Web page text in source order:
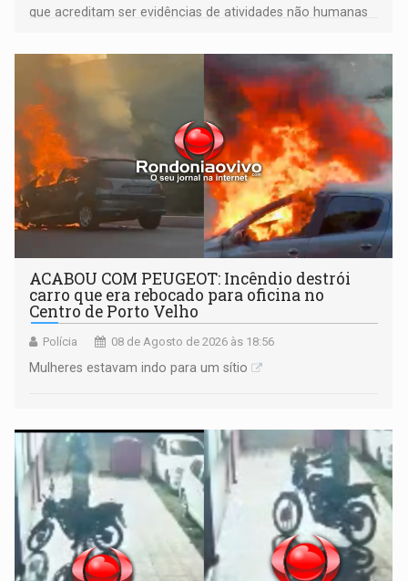
que acreditam ser evidências de atividades não humanas
órbita
ACABOU COM PEUGEOT: Incêndio destrói
carro que era rebocado para oficina no
Centro de Porto Velho
Polícia 08 de Agosto de 2026 às 18:56
Mulheres estavam indo para um sítio